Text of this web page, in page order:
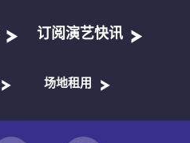
订阅演艺快讯
场地租用